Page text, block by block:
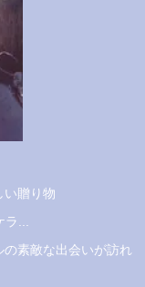
い贈り物
ラ...
素敵な出会いが訪れ